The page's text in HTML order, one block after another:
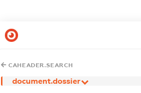
CAHEADER.SEARCH
document.dossier